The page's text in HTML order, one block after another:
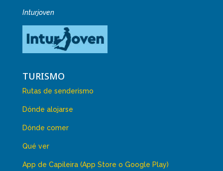
Inturjoven
TURISMO
Rutas de senderismo
Dónde alojarse
Dónde comer
Qué ver
App de Capileira (App Store o Google Play)